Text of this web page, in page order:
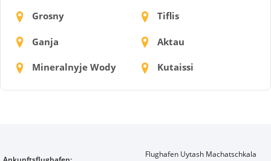
Grosny Tiflis
Ganja Aktau
Mineralnyje Wody Kutaissi
Flughafen Uytash Machatschkala